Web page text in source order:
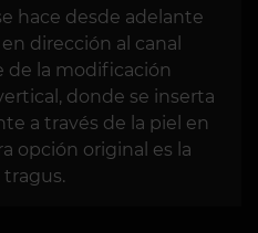
hace desde adelante
dirección al canal
de la modificación
donde se inserta
a través de la piel en
opción original es la